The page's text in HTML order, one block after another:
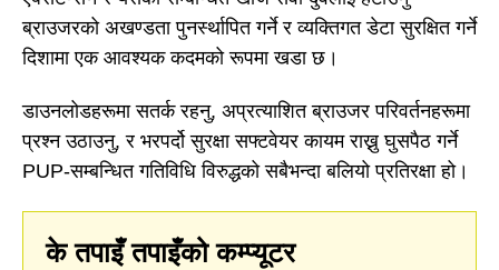
ब्राउजरको अखण्डता पुनर्स्थापित गर्ने र व्यक्तिगत डेटा सुरक्षित गर्ने
दिशामा एक आवश्यक कदमको रूपमा खडा छ।
डाउनलोडहरूमा सतर्क रहनु, अप्रत्याशित ब्राउजर परिवर्तनहरूमा
प्रश्न उठाउनु, र भरपर्दो सुरक्षा सफ्टवेयर कायम राख्नु घुसपैठ गर्ने
PUP-सम्बन्धित गतिविधि विरुद्धको सबैभन्दा बलियो प्रतिरक्षा हो।
के तपाइँ तपाइँको कम्प्यूटर